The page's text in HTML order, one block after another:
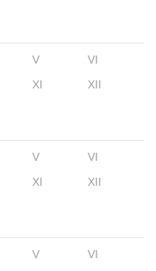
V
VI
XI XII
V
VI
XI XII
V
VI